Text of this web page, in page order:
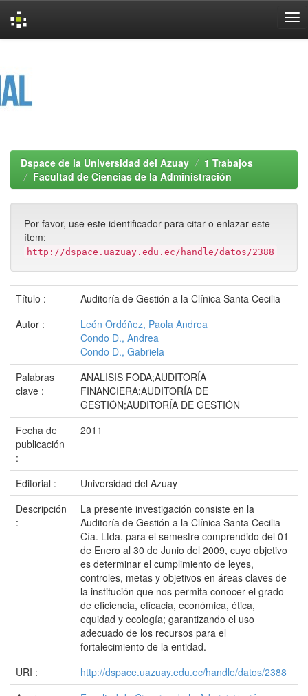
Dspace de la Universidad del Azuay
1 Trabajos
Facultad de Ciencias de la Administración
Por favor, use este identificador para citar o enlazar este
ítem:
http://dspace.uazuay.edu.ec/handle/datos/2388
Título :
Auditoría de Gestión a la Clínica Santa Cecilia
Autor :
León Ordóñez, Paola Andrea
Condo D., Andrea
Condo D., Gabriela
Palabras
clave :
ANALISIS FODA;AUDITORÍA
FINANCIERA;AUDITORÍA DE
GESTIÓN;AUDITORÍA DE GESTIÓN
Fecha de
publicación
:
2011
Editorial :
Universidad del Azuay
Descripción
:
La presente investigación consiste en la
Auditoría de Gestión a la Clínica Santa Cecilia
Cía. Ltda. para el semestre comprendido del 01
de Enero al 30 de Junio del 2009, cuyo objetivo
es determinar el cumplimiento de leyes,
controles, metas y objetivos en áreas claves de
la institución que nos permita conocer el grado
de eficiencia, eficacia, económica, ética,
equidad y ecología; garantizando el uso
adecuado de los recursos para el
fortalecimiento de la entidad.
URI :
http://dspace.uazuay.edu.ec/handle/datos/2388